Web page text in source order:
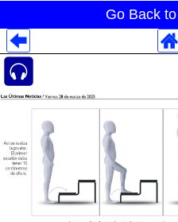
Go Back
Despliegues Analytics
Despliegues Totales
Despliegues por